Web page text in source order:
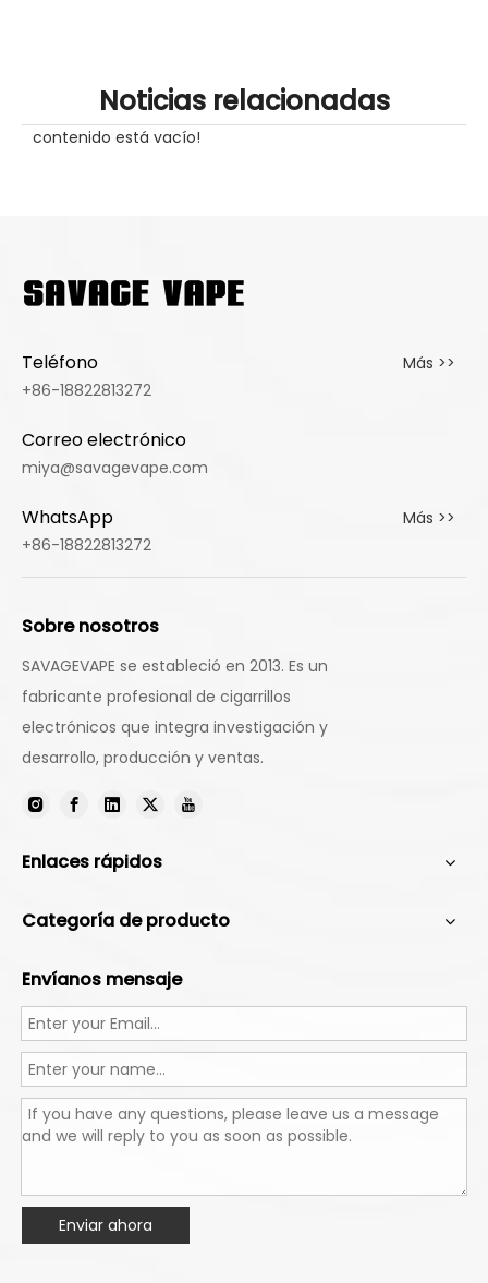
Noticias relacionadas
contenido está vacío!
Teléfono
Más >>
+86-18822813272
Correo electrónico
miya@savagevape.com
WhatsApp
Más >>
+86-18822813272
Sobre nosotros
SAVAGEVAPE se estableció en 2013. Es un
fabricante profesional de cigarrillos
electrónicos que integra investigación y
desarrollo, producción y ventas.
Enlaces rápidos
Categoría de producto
Envíanos mensaje
Enviar ahora